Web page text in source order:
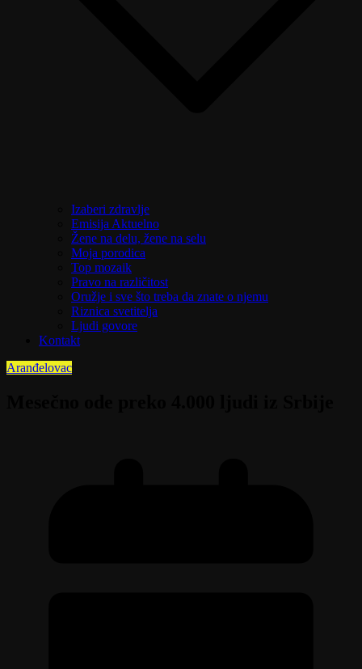
Izaberi zdravlje
Emisija Aktuelno
Žene na delu, žene na selu
Moja porodica
Top mozaik
Pravo na različitost
Oružje i sve što treba da znate o njemu
Riznica svetitelja
Ljudi govore
Kontakt
Aranđelovac